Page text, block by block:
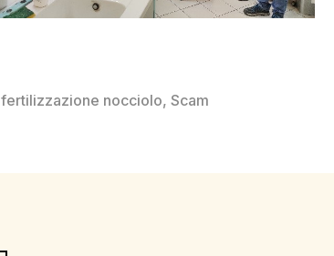
fertilizzazione nocciolo, Scam